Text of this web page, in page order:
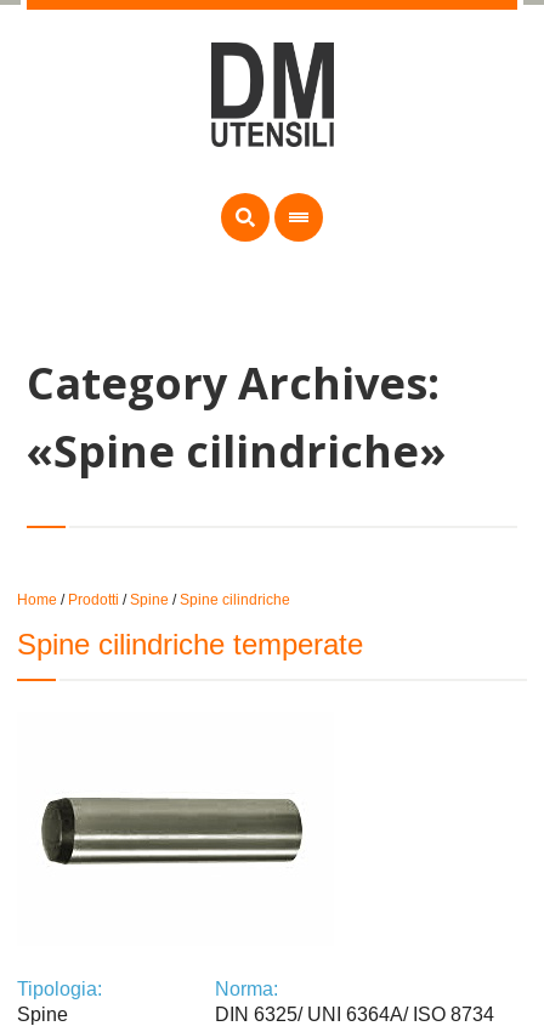
Category Archives:
«Spine cilindriche»
Home / Prodotti /Spine /Spine cilindriche
Spine cilindriche temperate
Tipologia:
Spine
Norma:
DIN 6325/ UNI 6364A/ ISO 8734